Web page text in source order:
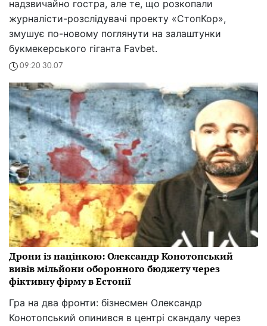
надзвичайно гостра, але те, що розкопали
журналісти-розслідувачі проекту «СтопКор»,
змушує по-новому поглянути на залаштунки
букмекерського гіганта Favbet.
09:20 30.07
Дрони із націнкою: Олександр Конотопський
вивів мільйони оборонного бюджету через
фіктивну фірму в Естонії
Гра на два фронти: бізнесмен Олександр
Конотопський опинився в центрі скандалу через